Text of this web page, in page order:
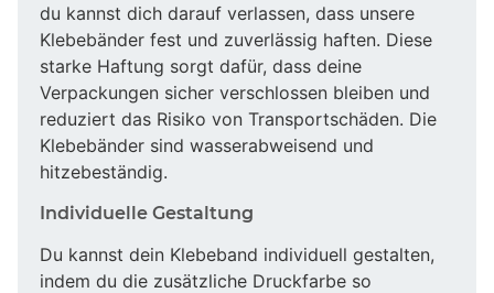
du kannst dich darauf verlassen, dass unsere
Klebebänder fest und zuverlässig haften. Diese
starke Haftung sorgt dafür, dass deine
Verpackungen sicher verschlossen bleiben und
reduziert das Risiko von Transportschäden. Die
Klebebänder sind wasserabweisend und
hitzebeständig.
Individuelle Gestaltung
Du kannst dein Klebeband individuell gestalten,
indem du die zusätzliche Druckfarbe so